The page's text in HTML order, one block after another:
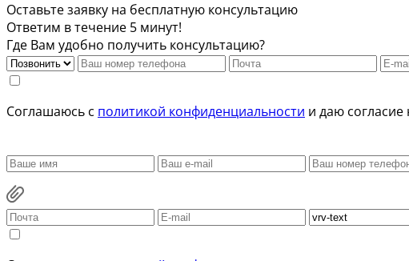
Оставьте заявку на бесплатную консультацию
Ответим в течение 5 минут!
Где Вам удобно получить консультацию?
Соглашаюсь с политикой конфиденциальности и даю согласие